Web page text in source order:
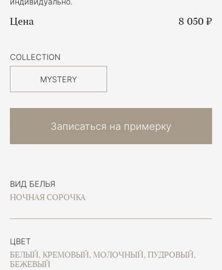
ВИД БЕЛЬЯ
НОЧНАЯ СОРОЧКА
ЦВЕТ
БЕЛЫЙ, КРЕМОВЫЙ, МОЛОЧНЫЙ, ПУДРОВЫЙ,
БЕЖЕВЫЙ
Цена 8 050 ₽
COLLECTION
MYSTERY
Записаться на примерку